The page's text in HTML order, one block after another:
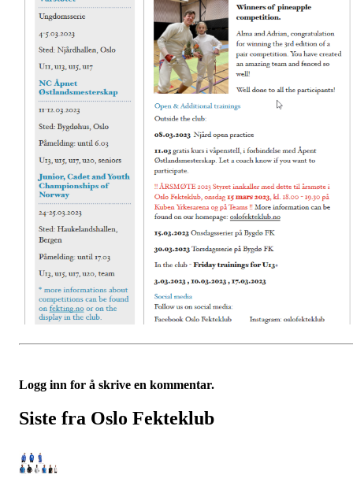
Logg inn for å skrive en kommentar.
Siste fra Oslo Fekteklub